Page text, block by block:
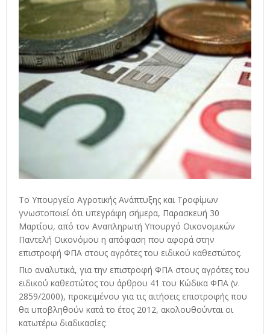
Το Υπουργείο Αγροτικής Ανάπτυξης και Τροφίμων
γνωστοποιεί ότι υπεγράφη σήμερα, Παρασκευή 30
Μαρτίου, από τον Αναπληρωτή Υπουργό Οικονομικών
Παντελή Οικονόμου η απόφαση που αφορά στην
επιστροφή ΦΠΑ στους αγρότες του ειδικού καθεστώτος.
Πιο αναλυτικά, για την επιστροφή ΦΠΑ στους αγρότες του
ειδικού καθεστώτος του άρθρου 41 του Κώδικα ΦΠΑ (ν.
2859/2000), προκειμένου για τις αιτήσεις επιστροφής που
θα υποβληθούν κατά το έτος 2012, ακολουθούνται οι
κατωτέρω διαδικασίες: